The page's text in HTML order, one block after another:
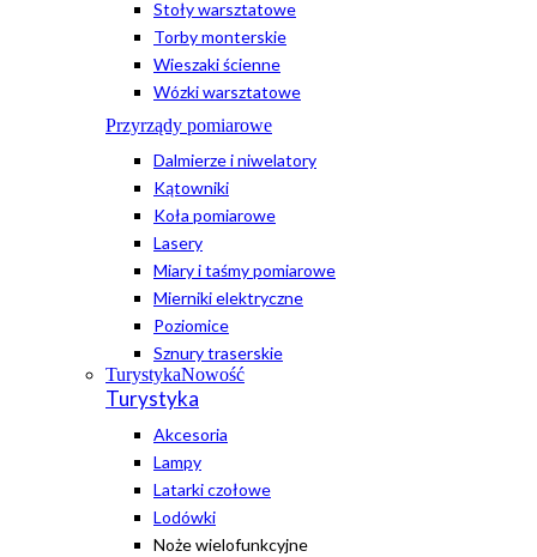
Stoły warsztatowe
Torby monterskie
Wieszaki ścienne
Wózki warsztatowe
Przyrządy pomiarowe
Dalmierze i niwelatory
Kątowniki
Koła pomiarowe
Lasery
Miary i taśmy pomiarowe
Mierniki elektryczne
Poziomice
Sznury traserskie
TurystykaNowość
Turystyka
Akcesoria
Lampy
Latarki czołowe
Lodówki
Noże wielofunkcyjne